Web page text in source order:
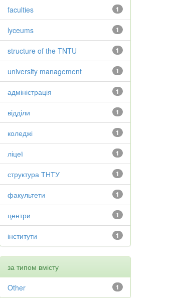
1
faculties
1
lyceums
1
structure of the TNTU
1
university management
1
адміністрація
1
відділи
1
коледжі
1
ліцеї
1
структура ТНТУ
1
факультети
1
центри
1
інститути
за типом вмісту
1
Other